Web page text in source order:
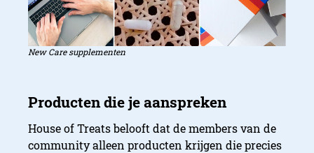
New Care supplementen
House of Treats belooft dat de members van de
community alleen producten krijgen die precies